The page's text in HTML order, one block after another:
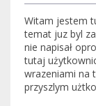
Witam jestem
temat juz byl
nie napisał
tutaj
wrazeniami na
przyszlym